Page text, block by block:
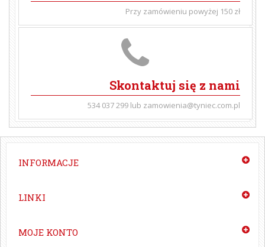
Przy zamówieniu powyżej 150 zł
Skontaktuj się z nami
534 037 299 lub zamowienia@tyniec.com.pl
INFORMACJE
LINKI
MOJE KONTO